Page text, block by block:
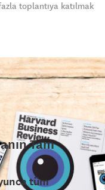
toplantıya katılmak
Tam
tüm